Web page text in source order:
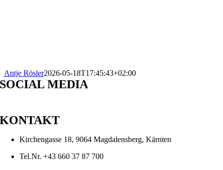
Antje Rösler2026-05-18T17:45:43+02:00
SOCIAL MEDIA
KONTAKT
Kirchengasse 18, 9064 Magdalensberg, Kärnten
Tel.Nr. +43 660 37 87 700